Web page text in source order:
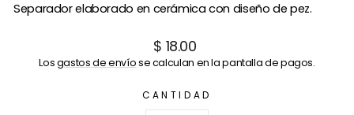
Separador elaborado en cerámica con diseño de pez.
Precio
habitual
$ 18.00
Losgastos de envíose calculan en la pantalla de pagos.
CANTIDAD